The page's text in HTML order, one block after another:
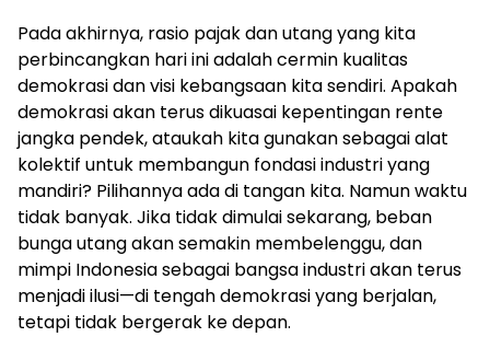
Pada akhirnya, rasio pajak dan utang yang kita
perbincangkan hari ini adalah cermin kualitas
demokrasi dan visi kebangsaan kita sendiri. Apakah
demokrasi akan terus dikuasai kepentingan rente
jangka pendek, ataukah kita gunakan sebagai alat
kolektif untuk membangun fondasi industri yang
mandiri? Pilihannya ada di tangan kita. Namun waktu
tidak banyak. Jika tidak dimulai sekarang, beban
bunga utang akan semakin membelenggu, dan
mimpi Indonesia sebagai bangsa industri akan terus
menjadi ilusi—di tengah demokrasi yang berjalan,
tetapi tidak bergerak ke depan.